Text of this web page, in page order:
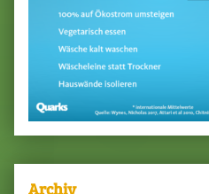
Archiv